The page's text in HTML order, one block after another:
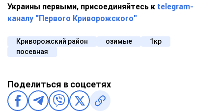
Украины первыми, присоединяйтесь к telegram-
каналу "Первого Криворожского"
Криворожский район озимые
1кр
посевная
Поделиться в соцсетях